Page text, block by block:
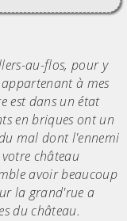
au-flos, pour y
à mes
est dans un état
en briques ont un
mal dont l'ennemi
château
avoir beaucoup
la grand'rue a
du château.